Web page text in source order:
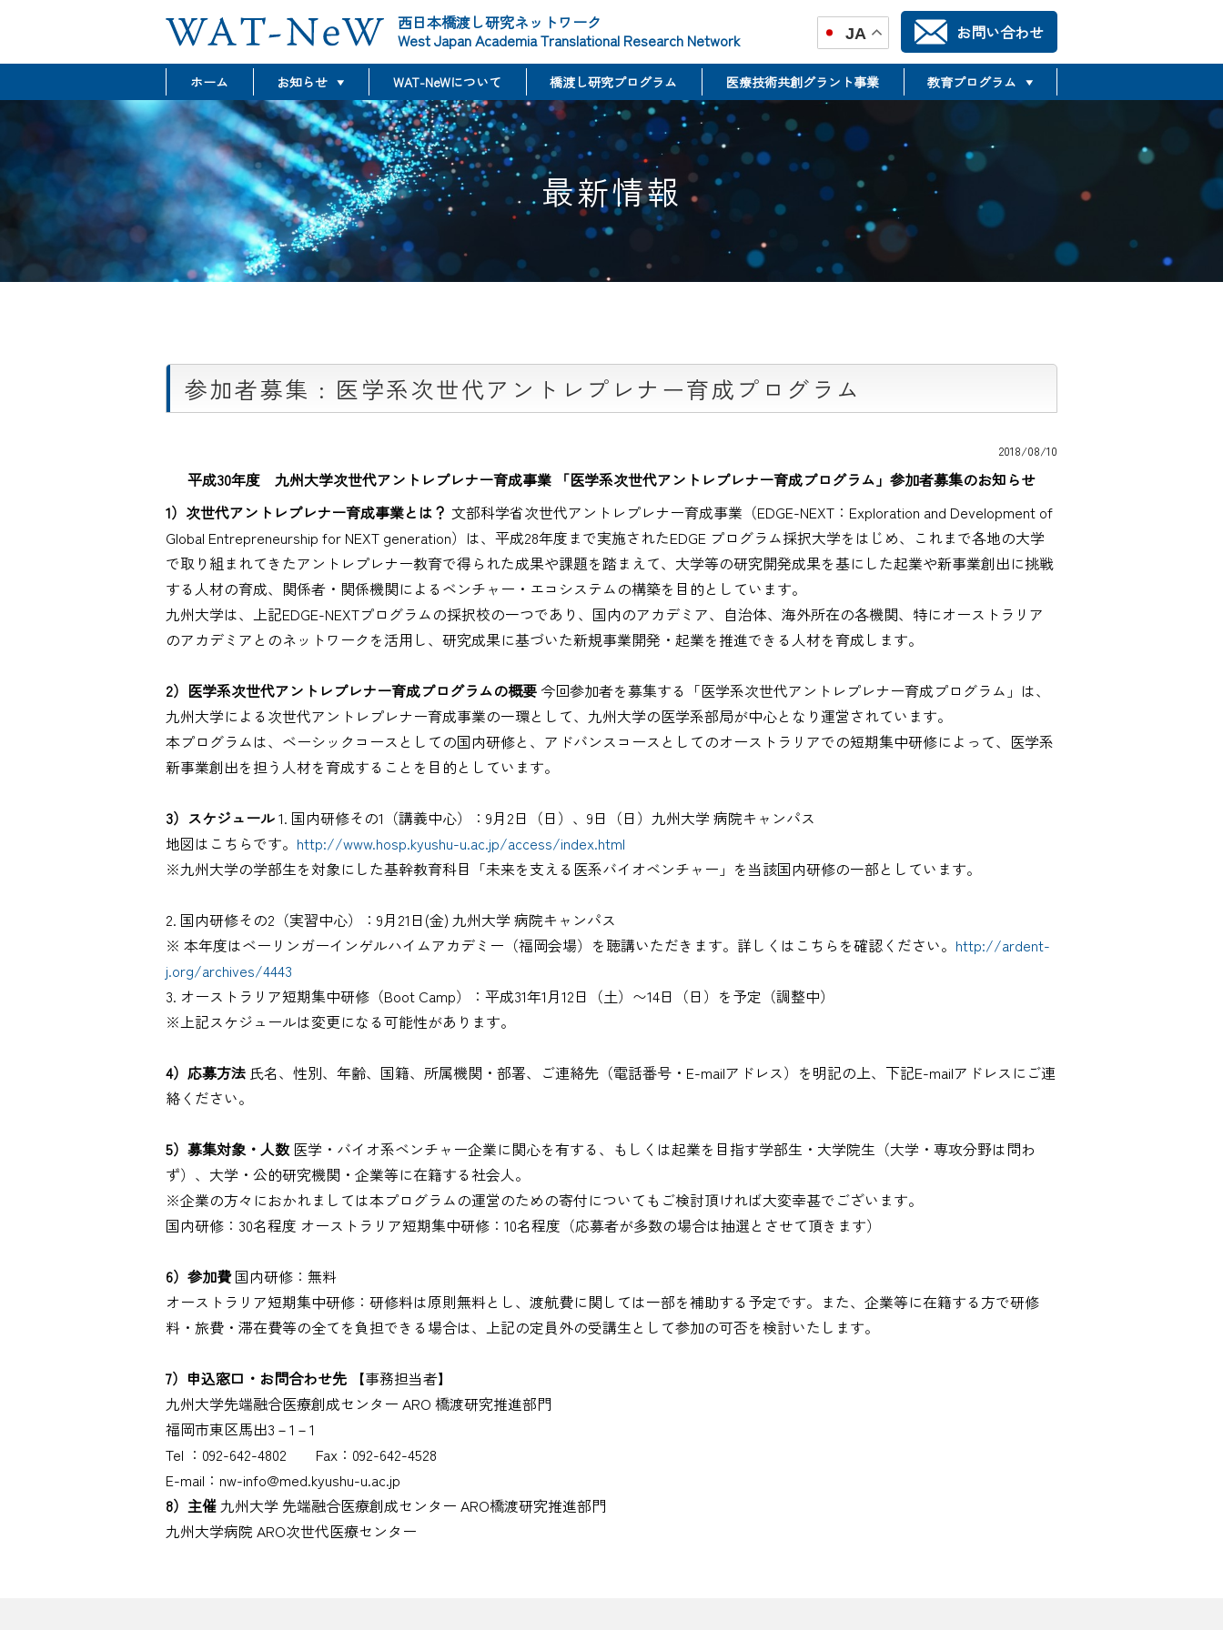
西日本橋渡し研究ネットワーク
West Japan Academia Translational Research Network
お問い合わせ
JA
ホーム お知らせ
最新情報
グラント情報
イベント情報
WAT-NeWについて 橋渡し研究プログラム 医療技術共創グラント事業 教育プログラム
TSMTP
Translational Science &
Medicine Training Program
最新情報
参加者募集 : 医学系次世代アントレプレナー育成プログラム
2018/08/10
平成30年度 九州大学次世代アントレプレナー育成事業 「医学系次世代アントレプレナー育成プログラム」参加者募集のお知らせ
1）次世代アントレプレナー育成事業とは？ 文部科学省次世代アントレプレナー育成事業（EDGE-NEXT：Exploration and Development of
Global Entrepreneurship for NEXT generation）は、平成28年度まで実施されたEDGE プログラム採択大学をはじめ、これまで各地の大学
で取り組まれてきたアントレプレナー教育で得られた成果や課題を踏まえて、大学等の研究開発成果を基にした起業や新事業創出に挑戦
する人材の育成、関係者・関係機関によるベンチャー・エコシステムの構築を目的としています。
九州大学は、上記EDGE-NEXTプログラムの採択校の一つであり、国内のアカデミア、自治体、海外所在の各機関、特にオーストラリア
のアカデミアとのネットワークを活用し、研究成果に基づいた新規事業開発・起業を推進できる人材を育成します。
2）医学系次世代アントレプレナー育成プログラムの概要 今回参加者を募集する「医学系次世代アントレプレナー育成プログラム」は、
九州大学による次世代アントレプレナー育成事業の一環として、九州大学の医学系部局が中心となり運営されています。
本プログラムは、ベーシックコースとしての国内研修と、アドバンスコースとしてのオーストラリアでの短期集中研修によって、医学系
新事業創出を担う人材を育成することを目的としています。
3）スケジュール1. 国内研修その1（講義中心）：9月2日（日）、9日（日）九州大学 病院キャンパス
地図はこちらです。 http://www.hosp.kyushu-u.ac.jp/access/index.html
※九州大学の学部生を対象にした基幹教育科目「未来を支える医系バイオベンチャー」を当該国内研修の一部としています。
2. 国内研修その2（実習中心）：9月21日(金) 九州大学 病院キャンパス
※ 本年度はベーリンガーインゲルハイムアカデミー（福岡会場）を聴講いただきます。詳しくはこちらを確認ください。 http://ardent-
j.org/archives/4443
3. オーストラリア短期集中研修（Boot Camp）：平成31年1月12日（土）〜14日（日）を予定（調整中）
※上記スケジュールは変更になる可能性があります。
4）応募方法 氏名、性別、年齢、国籍、所属機関・部署、ご連絡先（電話番号・E-mailアドレス）を明記の上、下記E-mailアドレスにご連
絡ください。
5）募集対象・人数医学・バイオ系ベンチャー企業に関心を有する、もしくは起業を目指す学部生・大学院生（大学・専攻分野は問わ
ず）、大学・公的研究機関・企業等に在籍する社会人。
※企業の方々におかれましては本プログラムの運営のための寄付についてもご検討頂ければ大変幸甚でございます。
国内研修：30名程度 オーストラリア短期集中研修：10名程度（応募者が多数の場合は抽選とさせて頂きます）
6）参加費国内研修：無料
オーストラリア短期集中研修：研修料は原則無料とし、渡航費に関しては一部を補助する予定です。また、企業等に在籍する方で研修
料・旅費・滞在費等の全てを負担できる場合は、上記の定員外の受講生として参加の可否を検討いたします。
7）申込窓口・お問合わせ先 【事務担当者】
九州大学先端融合医療創成センター ARO 橋渡研究推進部門
福岡市東区馬出3－1－1
Tel ：092-642-4802 Fax：092-642-4528
E-mail：nw-info@med.kyushu-u.ac.jp
8）主催 九州大学 先端融合医療創成センター ARO橋渡研究推進部門
九州大学病院 ARO次世代医療センター